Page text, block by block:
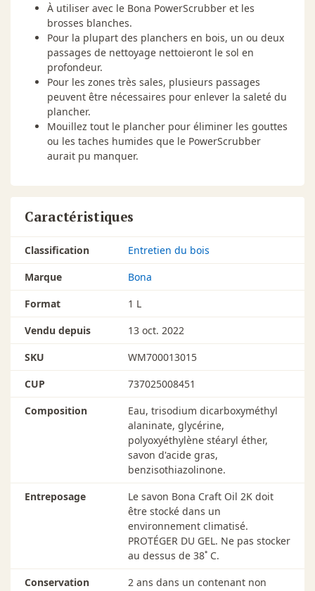
À utiliser avec le Bona PowerScrubber et les
brosses blanches.
Pour la plupart des planchers en bois, un ou deux
passages de nettoyage nettoieront le sol en
profondeur.
Pour les zones très sales, plusieurs passages
peuvent être nécessaires pour enlever la saleté du
plancher.
Mouillez tout le plancher pour éliminer les gouttes
ou les taches humides que le PowerScrubber
aurait pu manquer.
Caractéristiques
Classification
Entretien du bois
Marque
Bona
Format
1 L
Vendu depuis
13 oct. 2022
SKU
WM700013015
CUP
737025008451
Composition
Eau, trisodium dicarboxyméthyl
alaninate, glycérine,
polyoxyéthylène stéaryl éther,
savon d'acide gras,
benzisothiazolinone.
Entreposage
Le savon Bona Craft Oil 2K doit
être stocké dans un
environnement climatisé.
PROTÉGER DU GEL. Ne pas stocker
au dessus de 38˚ C.
Conservation
2 ans dans un contenant non